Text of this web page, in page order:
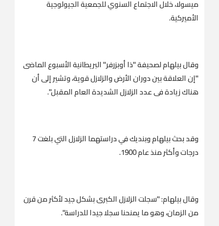
ميسولا، خلال الاجتماع السنوي للجمعية الجيولوجية
الأميركية.
وقال بيلهام لصحيفة "ذا أوبزرفر" البريطانية الأسبوع الماضى
"إن العلاقة بين دوران الأرض والزلازل قوية، وتشير إلى أن
هناك زيادة فى عدد الزلازل الشديدة العام المقبل".
وقد بحث بيلهام وبنديك في دراستهما الزلازل التي بلغت 7
درجات وأكثر منذ عام 1900.
وقال بيلهام: "سجلت الزلازل الكبرى بشكل جيد لأكثر من قرن
من الزمان، وهو ما يمنحنا سجلا جيدا للدراسة".